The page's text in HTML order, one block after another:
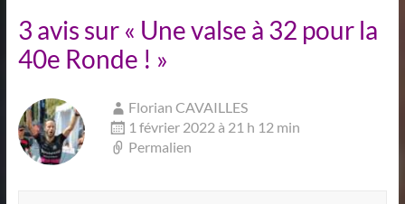
3 avis sur « Une valse à 32 pour la
40e Ronde ! »
Florian CAVAILLES
1 février 2022 à 21 h 12 min
Permalien